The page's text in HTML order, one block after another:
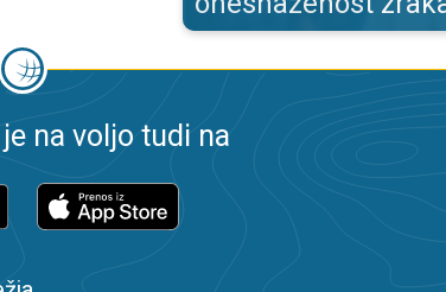
na voljo tudi na